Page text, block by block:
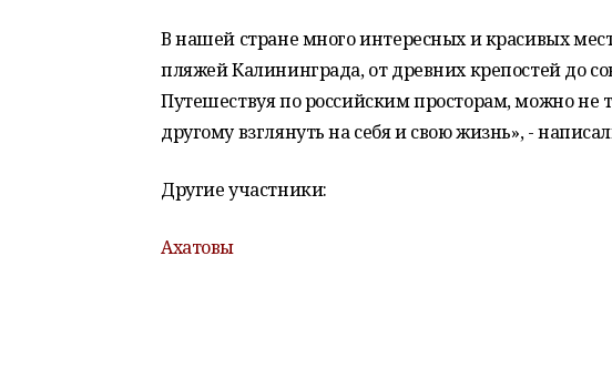
В нашей стране много интересных и красивых
пляжей Калининграда, от древних крепостей до
Путешествуя по российским просторам, можно не
другому взглянуть на себя и свою жизнь», -
Другие участники:
Ахатовы